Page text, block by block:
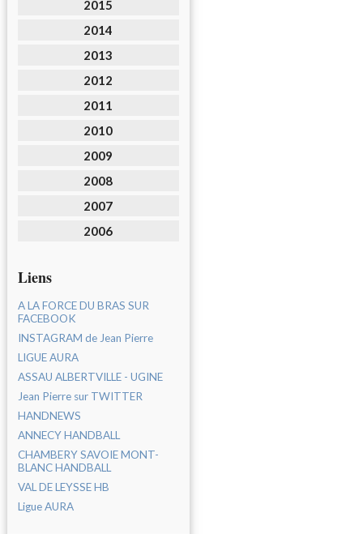
2015
2014
2013
2012
2011
2010
2009
2008
2007
2006
Liens
A LA FORCE DU BRAS SUR
FACEBOOK
INSTAGRAM de Jean Pierre
LIGUE AURA
ASSAU ALBERTVILLE - UGINE
Jean Pierre sur TWITTER
HANDNEWS
ANNECY HANDBALL
CHAMBERY SAVOIE MONT-
BLANC HANDBALL
VAL DE LEYSSE HB
Ligue AURA